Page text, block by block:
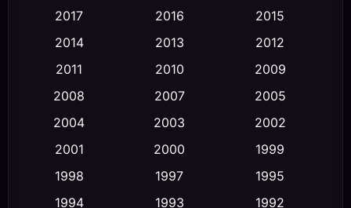
Comedy ตลก (475)
Conspiracy
Crime อาชญากรรม (355)
Culture (23)
2017
2016
2015
2014
2013
2012
2011
2010
2009
2008
2007
2005
2004
2003
2002
2001
2000
1999
1998
1997
1995
1994
1993
1992